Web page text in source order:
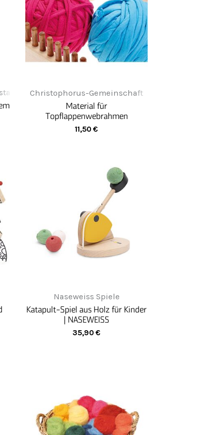
Christophorus-Gemeinschaft
Material für
Topflappenwebrahmen
11,50 €
Naseweiss Spiele
Katapult-Spiel aus Holz für Kinder
| NASEWEISS
35,90 €